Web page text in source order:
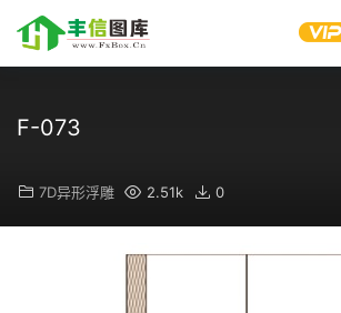
F-073
7D异形浮雕 2.51k 0